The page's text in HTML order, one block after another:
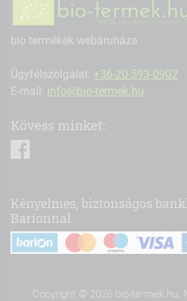
bio termékek webáruháza
Ügyfélszolgálat: +36-20-593-0902
E-mail: info@bio-termek.hu
Kövess minket:
Kényelmes, biztonságos
Barionnal
Copyright © 2026 bio-termek.hu.